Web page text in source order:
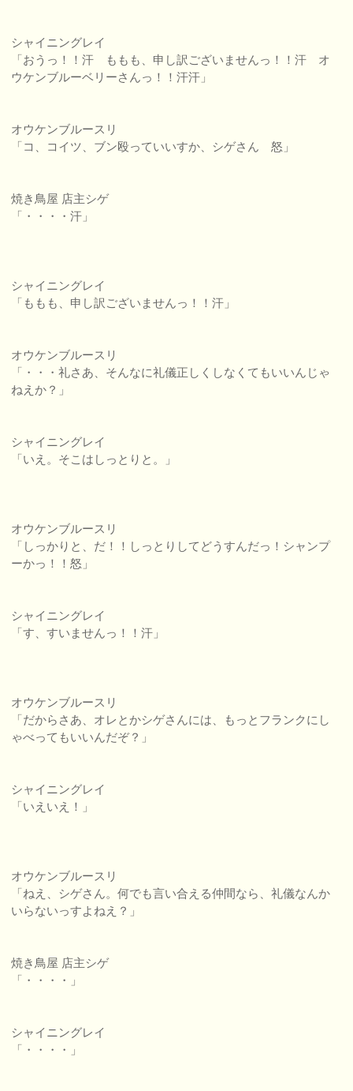
シャイニングレイ
「おうっ！！汗 ももも、申し訳ございませんっ！！汗 オ
ウケンブルーベリーさんっ！！汗汗」
オウケンブルースリ
「コ、コイツ、ブン殴っていいすか、シゲさん 怒」
焼き鳥屋 店主シゲ
「・・・・汗」
シャイニングレイ
「ももも、申し訳ございませんっ！！汗」
オウケンブルースリ
「・・・礼さあ、そんなに礼儀正しくしなくてもいいんじゃ
ねえか？」
シャイニングレイ
「いえ。そこはしっとりと。」
オウケンブルースリ
「しっかりと、だ！！しっとりしてどうすんだっ！シャンプ
ーかっ！！怒」
シャイニングレイ
「す、すいませんっ！！汗」
オウケンブルースリ
「だからさあ、オレとかシゲさんには、もっとフランクにし
ゃべってもいいんだぞ？」
シャイニングレイ
「いえいえ！」
オウケンブルースリ
「ねえ、シゲさん。何でも言い合える仲間なら、礼儀なんか
いらないっすよねえ？」
焼き鳥屋 店主シゲ
「・・・・」
シャイニングレイ
「・・・・」